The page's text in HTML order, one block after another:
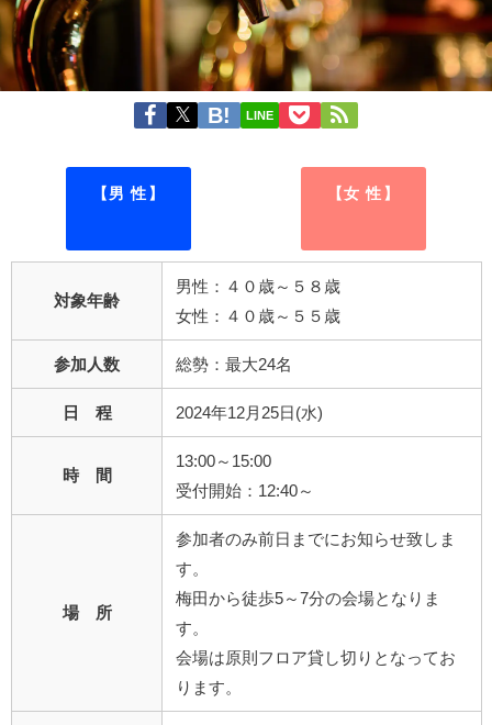
LINE
【男 性】 【女 性】
対象年齢
男性：４０歳～５８歳
女性：４０歳～５５歳
参加人数 総勢：最大24名
日 程 2024年12月25日(水)
時 間
13:00～15:00
受付開始：12:40～
場 所
参加者のみ前日までにお知らせ致しま
す。
梅田から徒歩5～7分の会場となりま
す。
会場は原則フロア貸し切りとなってお
ります。